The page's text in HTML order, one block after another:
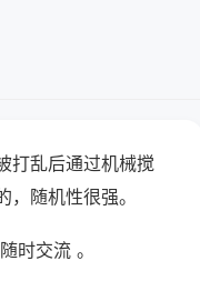
打乱后通过机械搅
随机性很强。
时交流 。